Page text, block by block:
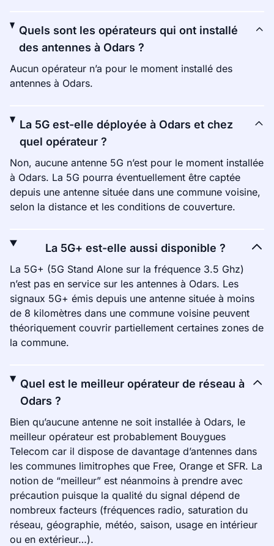
Quels sont les opérateurs qui ont installé
des antennes à Odars ?
Aucun opérateur n’a pour le moment installé des
antennes à Odars.
La 5G est-elle déployée à Odars et chez
quel opérateur ?
Non, aucune antenne 5G n’est pour le moment installée
à Odars. La 5G pourra éventuellement être captée
depuis une antenne située dans une commune voisine,
selon la distance et les conditions de couverture.
La 5G+ est-elle aussi disponible ?
La 5G+ (5G Stand Alone sur la fréquence 3.5 Ghz)
n’est pas en service sur les antennes à Odars. Les
signaux 5G+ émis depuis une antenne située à moins
de 8 kilomètres dans une commune voisine peuvent
théoriquement couvrir partiellement certaines zones de
la commune.
Quel est le meilleur opérateur de réseau à
Odars ?
Bien qu’aucune antenne ne soit installée à Odars, le
meilleur opérateur est probablement Bouygues
Telecom car il dispose de davantage d’antennes dans
les communes limitrophes que Free, Orange et SFR. La
notion de “meilleur” est néanmoins à prendre avec
précaution puisque la qualité du signal dépend de
nombreux facteurs (fréquences radio, saturation du
réseau, géographie, météo, saison, usage en intérieur
ou en extérieur…).